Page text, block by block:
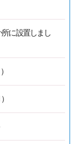
に設置しまし